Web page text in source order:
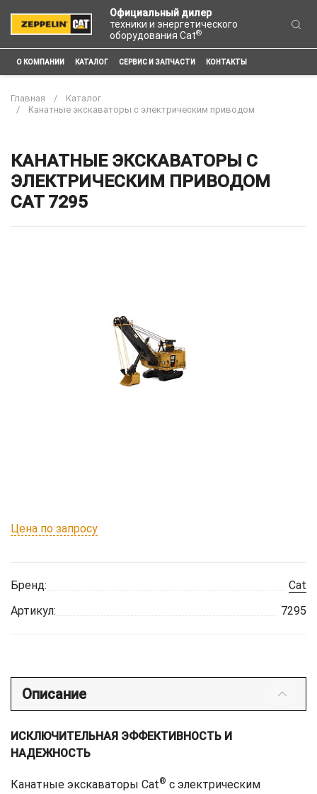
Официальный дилер
техники и энергетического
оборудования Cat®
О КОМПАНИИ КАТАЛОГ СЕРВИС И ЗАПЧАСТИ КОНТАКТЫ
Главная
Каталог
Канатные экскаваторы с электрическим приводом
КАНАТНЫЕ ЭКСКАВАТОРЫ С
ЭЛЕКТРИЧЕСКИМ ПРИВОДОМ
CAT 7295
Цена по запросу
Бренд:
Cat
Артикул:
7295
Описание
ИСКЛЮЧИТЕЛЬНАЯ ЭФФЕКТИВНОСТЬ И
НАДЕЖНОСТЬ
Канатные экскаваторы Cat® с электрическим